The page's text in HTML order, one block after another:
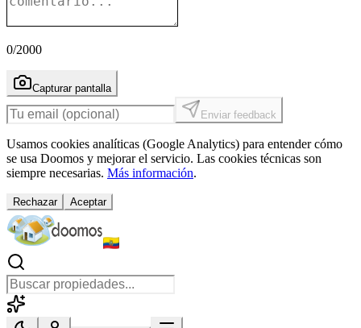
0/2000
Capturar pantalla
Enviar feedback
Usamos cookies analíticas (Google Analytics) para entender cómo
se usa Doomos y mejorar el servicio. Las cookies técnicas son
siempre necesarias. Más información.
Rechazar Aceptar